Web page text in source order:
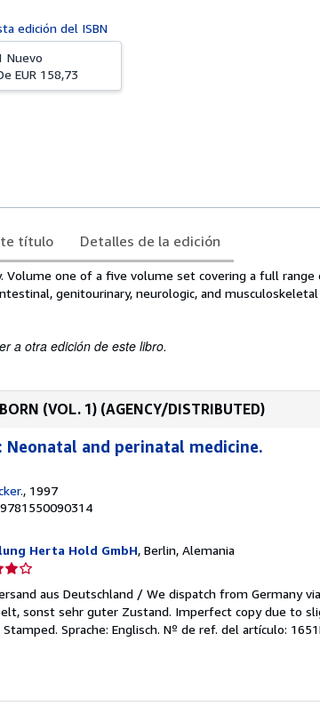
edición del ISBN
Nuevo
EUR 158,73
título Detalles de la edición
Volume one of a five volume set covering a full range
genitourinary, neurologic, and
a otra edición de este libro.
(VOL. 1) (AGENCY/DISTRIBUTED)
and perinatal medicine.
, 1997
9781550090314
Herta Hold GmbH, Berlin, Alemania
aus Deutschland / We dispatch from Germany
sonst sehr guter Zustand. Imperfect copy due to
Sprache: Englisch. Nº de ref. del artículo: